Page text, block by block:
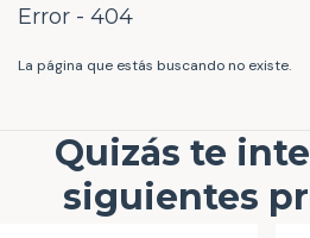
Error - 404
La página que estás buscando no existe.
Quizás te
siguientes